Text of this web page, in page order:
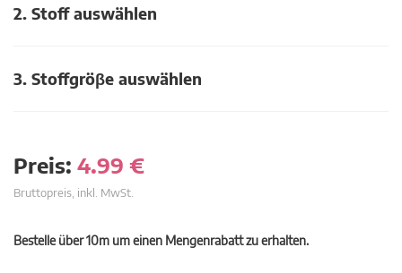
2. Stoff auswählen
3. Stoffgröβe auswählen
Preis: 4.99 €
Bruttopreis, inkl. MwSt.
Bestelle über 10m um einen Mengenrabatt zu erhalten.